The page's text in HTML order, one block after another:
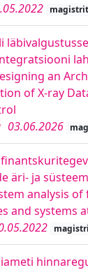
an
of X-ray
03.06.2026
äri- ja
analysis
and systems